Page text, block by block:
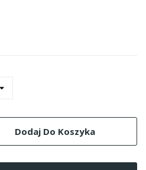
Dodaj Do Koszyka